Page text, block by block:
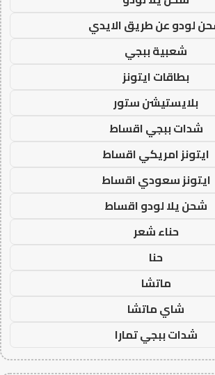
لودو عن طريق الايدي
شعبية ببجي
بطاقات ايتونز
بلايستيشن ستور
شدات ببجي اقساط
ايتونز امريكي اقساط
ايتونز سعودي اقساط
شحن يلا لودو اقساط
حناء شعر
حنا
ماتشا
شاي ماتشا
شدات ببجي تمارا